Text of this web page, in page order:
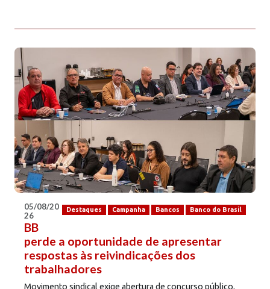
Destaques Campanha Bancos Banco do Brasil
05/08/20
26
BB
perde a oportunidade de apresentar
respostas às reivindicações dos
trabalhadores
Movimento sindical exige abertura de concurso público,